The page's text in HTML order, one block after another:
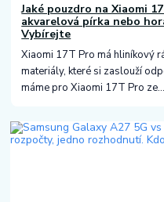
Jaké pouzdro na Xiaomi
akvarelová pírka nebo
Vybírejte
Xiaomi 17T Pro má hliníkový
materiály, které si zaslouží
máme pro Xiaomi 17T Pro